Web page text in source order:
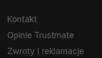
Kontakt
Opinie Trustmate
Zwroty i reklamacje